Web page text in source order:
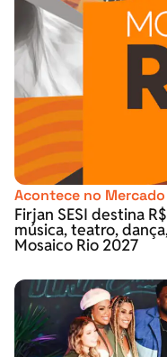
Acontece no Mercado
Firjan SESI destina
música, teatro,
Mosaico Rio 2027